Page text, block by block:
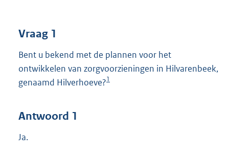
Vraag 1
Bent u bekend met de plannen voor het
ontwikkelen van zorgvoorzieningen in Hilvarenbeek,
genaamd Hilverhoeve?1
Antwoord 1
Ja.